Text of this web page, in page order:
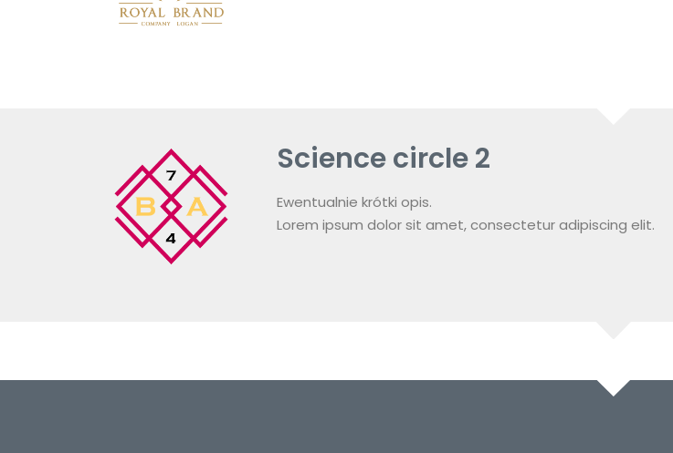
Science circle 2
Ewentualnie krótki opis.
Lorem ipsum dolor sit amet, consectetur adipiscing elit.